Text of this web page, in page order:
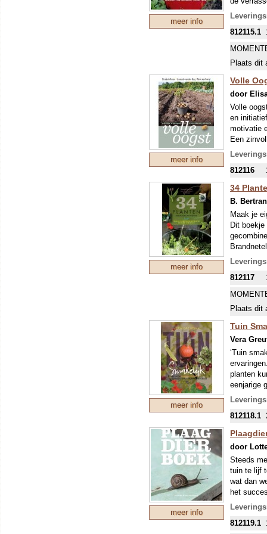
Marjolein
meer info
inneemt
tuinfreaks
812115.1
Plaats dit
meer info
Volle
door
Volle
en
motivatie
Een
connectie
geraakt,
Volle
geschetst
oogst
vorm te
812116
meer info
34
B.
Maak je
Dit
hebben
kunnen
in
812117
Plaats dit
meer info
Tuin
Vera
‘Tuin
planten
eenjarige
Het boek
In het
hoe je je
geeft en
geeft
812118.1
meer info
door
Steeds
tuin te lijf
wat dan
het
Het
de
812119.1